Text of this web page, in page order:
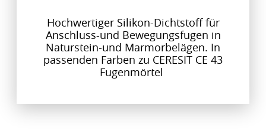
Hochwertiger Silikon-Dichtstoff für
Anschluss-und Bewegungsfugen in
Naturstein-und Marmorbelägen. In
passenden Farben zu CERESIT CE 43
Fugenmörtel